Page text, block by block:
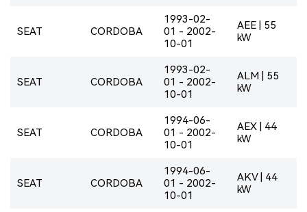
SEAT CORDOBA
1993-02-
01 - 2002-
10-01
AEE | 55
kW
SEAT CORDOBA
1993-02-
01 - 2002-
10-01
ALM | 55
kW
SEAT CORDOBA
1994-06-
01 - 2002-
10-01
AEX | 44
kW
SEAT CORDOBA
1994-06-
01 - 2002-
10-01
AKV | 44
kW